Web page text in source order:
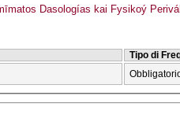
Dasologías kai Fysikoý
Tipo di